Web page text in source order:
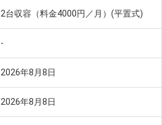
2台収容（料金4000円／月）(平置式)
-
2026年8月8日
2026年8月8日